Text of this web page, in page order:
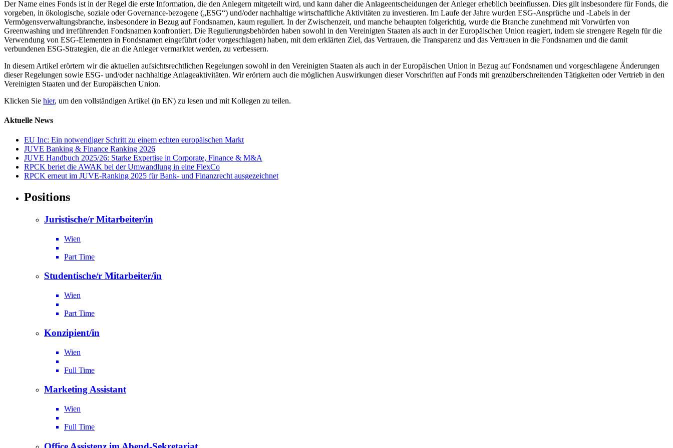
Der Name eines Fonds ist in der Regel die erste Information, die den Anlegern mitgeteilt wird, und kann daher die Anlageentscheidungen der Anleger erheblich beeinflussen. Dies gilt insbesondere für Fonds, die
vorgeben, in ökologische, soziale oder Governance-bezogene („ESG“) und/oder nachhaltige wirtschaftliche Aktivitäten zu investieren. Im Laufe der Jahre wurden ESG-Ansprüche und -Labels in der
Vermögensverwaltungsbranche, insbesondere in Bezug auf Fondsnamen, kaum reguliert. In der Zwischenzeit, und manche behaupten folgerichtig, wurde die Branche zunehmend mit Vorwürfen von
Greenwashing und irreführenden Fondsnamen konfrontiert. Die Regulierungsbehörden haben sowohl in den Vereinigten Staaten als auch in der Europäischen Union reagiert, indem sie strengere Regeln für die
Verwendung von ESG-Elementen in Fondsnamen eingeführt (oder vorgeschlagen) haben, mit dem erklärten Ziel, das Vertrauen, die Transparenz und das Vertrauen in die Fondsnamen und die damit
verbundenen ESG-Strategien, die an die Anleger vermarktet werden, zu verbessern.
In diesem Artikel erörtern wir die aktuellen aufsichtsrechtlichen Regelungen sowohl in den Vereinigten Staaten als auch in der Europäischen Union in Bezug auf Fondsnamen und vorgeschlagene Änderungen
dieser Regelungen sowie ESG- und/oder nachhaltige Anlageaktivitäten. Wir erörtern auch die möglichen Auswirkungen dieser Vorschriften auf Fonds mit grenzüberschreitenden Tätigkeiten oder Vertrieb in den
Vereinigten Staaten und der Europäischen Union.
Klicken Sie hier, um den vollständigen Artikel (in EN) zu lesen und mit Kollegen zu teilen.
Aktuelle News
EU Inc: Ein notwendiger Schritt zu einem echten europäischen Markt
JUVE Banking & Finance Ranking 2026
JUVE Handbuch 2025/26: Starke Expertise in Corporate, Finance & M&A
RPCK beriet die AWAK bei der Umwandlung in eine FlexCo
RPCK erneut im JUVE-Ranking 2025 für Bank- und Finanzrecht ausgezeichnet
Positions
Juristische/r Mitarbeiter/in
Wien
Part Time
Studentische/r Mitarbeiter/in
Wien
Part Time
Konzipient/in
Wien
Full Time
Marketing Assistant
Wien
Full Time